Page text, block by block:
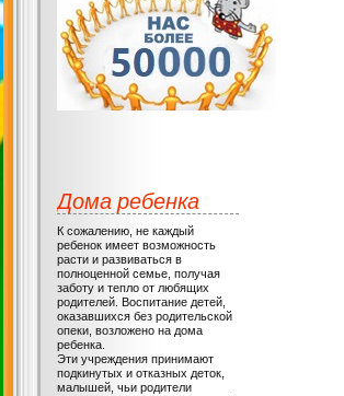
Дома ребенка
К сожалению, не каждый
ребенок имеет возможность
расти и развиваться в
полноценной семье, получая
заботу и тепло от любящих
родителей. Воспитание детей,
оказавшихся без родительской
опеки, возложено на дома
ребенка.
Эти учреждения принимают
подкинутых и отказных деток,
малышей, чьи родители